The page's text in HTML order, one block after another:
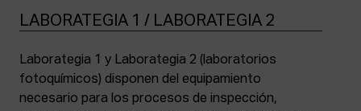
LABORATEGIA 1 / LABORATEGIA 2
Laborategia 1 y Laborategia 2 (laboratorios
fotoquímicos) disponen del equipamiento
necesario para los procesos de inspección,